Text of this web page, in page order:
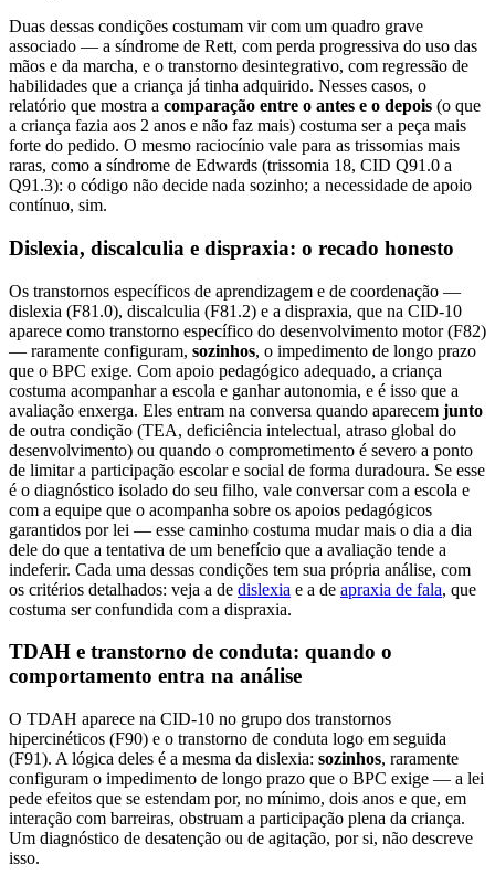
Duas dessas condições costumam vir com um quadro grave
associado — a síndrome de Rett, com perda progressiva do uso das
mãos e da marcha, e o transtorno desintegrativo, com regressão de
habilidades que a criança já tinha adquirido. Nesses casos, o
relatório que mostra a comparação entre o antes e o depois (o que
a criança fazia aos 2 anos e não faz mais) costuma ser a peça mais
forte do pedido. O mesmo raciocínio vale para as trissomias mais
raras, como a síndrome de Edwards (trissomia 18, CID Q91.0 a
Q91.3): o código não decide nada sozinho; a necessidade de apoio
contínuo, sim.
Dislexia, discalculia e dispraxia: o recado honesto
Os transtornos específicos de aprendizagem e de coordenação —
dislexia (F81.0), discalculia (F81.2) e a dispraxia, que na CID-10
aparece como transtorno específico do desenvolvimento motor (F82)
— raramente configuram, sozinhos, o impedimento de longo prazo
que o BPC exige. Com apoio pedagógico adequado, a criança
costuma acompanhar a escola e ganhar autonomia, e é isso que a
avaliação enxerga. Eles entram na conversa quando aparecem junto
de outra condição (TEA, deficiência intelectual, atraso global do
desenvolvimento) ou quando o comprometimento é severo a ponto
de limitar a participação escolar e social de forma duradoura. Se esse
é o diagnóstico isolado do seu filho, vale conversar com a escola e
com a equipe que o acompanha sobre os apoios pedagógicos
garantidos por lei — esse caminho costuma mudar mais o dia a dia
dele do que a tentativa de um benefício que a avaliação tende a
indeferir. Cada uma dessas condições tem sua própria análise, com
os critérios detalhados: veja a de dislexia e a de apraxia de fala, que
costuma ser confundida com a dispraxia.
TDAH e transtorno de conduta: quando o
comportamento entra na análise
O TDAH aparece na CID-10 no grupo dos transtornos
hipercinéticos (F90) e o transtorno de conduta logo em seguida
(F91). A lógica deles é a mesma da dislexia: sozinhos, raramente
configuram o impedimento de longo prazo que o BPC exige — a lei
pede efeitos que se estendam por, no mínimo, dois anos e que, em
interação com barreiras, obstruam a participação plena da criança.
Um diagnóstico de desatenção ou de agitação, por si, não descreve
isso.